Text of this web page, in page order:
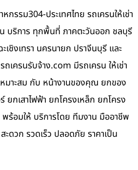
กรรม304-ประเทศไทย รถเครนให้เช่า
บริการ ทุกพื้นที่ ภาคตะวันออก ชลบุรี
เชิงเทรา นครนายก ปราจีนบุรี และ
ถเครนรับจ้าง.com มีรถเครน ให้เช่า
มาะสม กับ หน้างานของคุณ ยกของ
ยกเสาไฟฟ้า ยกโครงเหล็ก ยกโครง
ร้อมให้ บริการโดย ทีมงาน มืออาชีพ
ดวก รวดเร็ว ปลอดภัย ราคาเป็น